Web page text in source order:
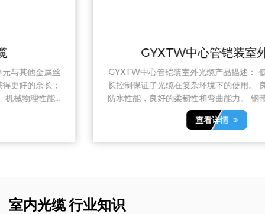
GYXTW中心管铠装室外光缆
GYXTW中心管铠装室外光缆产品描述： 低损耗和独特的余
长控制保证了光缆在复杂环境下的使用。 良好的机械性能和
防水性能，良好的柔韧性和弯曲能力。 钢带铠装工艺可提供
室内光缆 行业知识